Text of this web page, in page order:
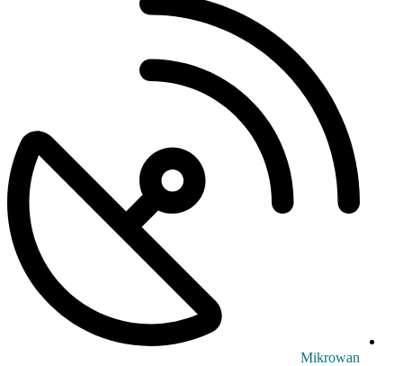
Mikrowan